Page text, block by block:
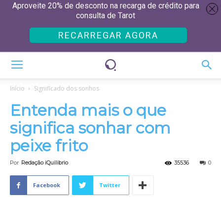
Início Significado dos sonhos
Entenda mais o que
significa sonhar com
peixe frito
Por Redação iQuilibrio 0
35536
Facebook Twitter
Aproveite 20% de desconto na recarga de crédito para
consulta de Tarot
RECARREGAR AGORA